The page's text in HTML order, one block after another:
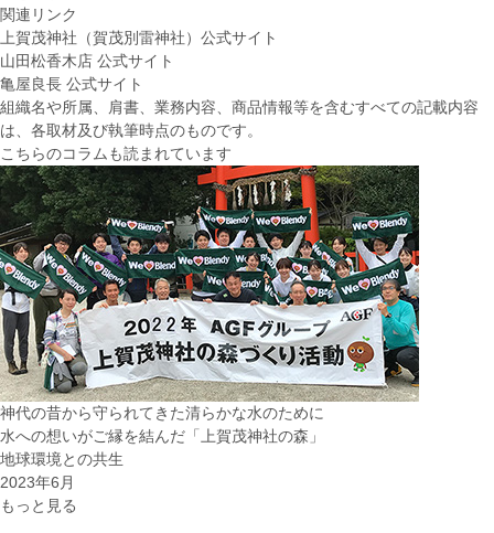
関連リンク
上賀茂神社（賀茂別雷神社）公式サイト
山田松香木店 公式サイト
亀屋良長 公式サイト
組織名や所属、肩書、業務内容、商品情報等を含むすべての記載内容
は、各取材及び執筆時点のものです。
こちらのコラムも読まれています
神代の昔から守られてきた清らかな水のために
水への想いがご縁を結んだ「上賀茂神社の森」
地球環境との共生
2023年6月
もっと見る